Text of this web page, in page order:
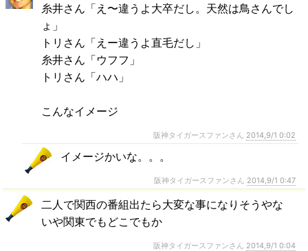
糸井さん「え〜違うよ大卒だし。天然は鳥さんでし
ょ」
トリさん「えー違うよ直毛だし」
糸井さん「ウフフ」
トリさん「ハハ」
こんなイメージ
阪神タイガースファンさん 2014,9/1 0:02
イメージかいな。。。
阪神タイガースファンさん 2014,9/1 0:47
二人で関西の番組出たら大変な事になりそうやな
いや関東でもどこでもか
阪神タイガースファンさん 2014,9/1 0:04